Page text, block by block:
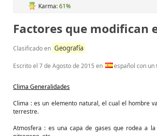
Karma:61%
Factores que modifican
Clasificado en Geografía
Escrito el 7 de Agosto de 2015 en español con un
Clima Generalidades
Clima : es un elemento natural, el cual el hombre
terrestre.
Atmosfera : es una capa de gases que rodea a